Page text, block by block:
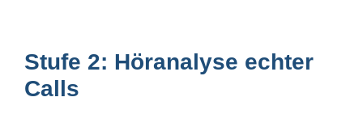
Stufe 2: Höranalyse echter
Calls